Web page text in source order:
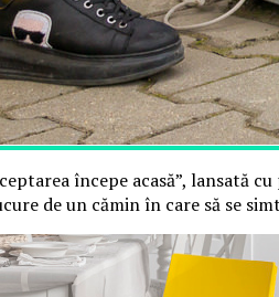
începe acasă”,
de un cămin în care să se